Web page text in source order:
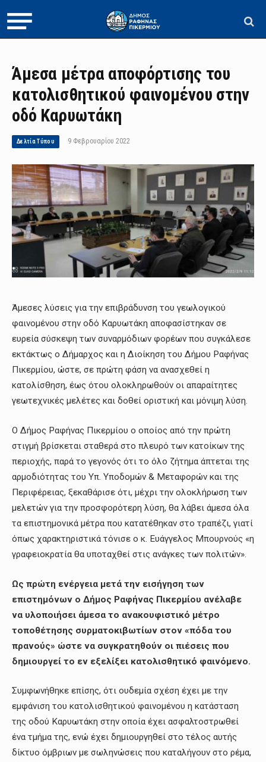
Άμεσα μέτρα αποφόρτισης του
κατολισθητικού φαινομένου στην
οδό Καρυωτάκη
Δελτία Τύπου 9 Φεβρουαρίου 2022
Άμεσες λύσεις για την επιβράδυνση του γεωλογικού
φαινομένου στην οδό Καρυωτάκη αποφασίστηκαν σε
ευρεία σύσκεψη των συναρμόδιων φορέων που συγκάλεσε
εκτάκτως ο Δήμαρχος και η Διοίκηση του Δήμου Ραφήνας
Πικερμίου, ώστε, σε πρώτη φάση να ανασχεθεί η
κατολίσθηση, έως ότου ολοκληρωθούν οι απαραίτητες
γεωτεχνικές μελέτες και δοθεί οριστική και μόνιμη λύση.
Ο Δήμος Ραφήνας Πικερμίου ο οποίος από την πρώτη
στιγμή βρίσκεται σταθερά στο πλευρό των κατοίκων της
περιοχής, παρά το γεγονός ότι το όλο ζήτημα άπτεται της
αρμοδιότητας του Υπ. Υποδομών & Μεταφορών και της
Περιφέρειας, ξεκαθάρισε ότι, μέχρι την ολοκλήρωση των
μελετών για την προσφορότερη λύση, θα λάβει άμεσα όλα
τα επιστημονικά μέτρα που κατατέθηκαν στο τραπέζι, γιατί
όπως χαρακτηριστικά τόνισε ο κ. Ευάγγελος Μπουρνούς «η
γραφειοκρατία θα υποταχθεί στις ανάγκες των πολιτών».
Ως πρώτη ενέργεια μετά την εισήγηση των
επιστημόνων ο Δήμος Ραφήνας Πικερμίου ανέλαβε
να υλοποιήσει άμεσα το ανακουφιστικό μέτρο
τοποθέτησης συρματοκιβωτίων στον «πόδα του
πρανούς» ώστε να συγκρατηθούν οι πιέσεις που
δημιουργεί το εν εξελίξει κατολισθητικό φαινόμενο.
Συμφωνήθηκε επίσης, ότι ουδεμία σχέση έχει με την
εμφάνιση του κατολισθητικού φαινομένου η κατάσταση
της οδού Καρυωτάκη στην οποία έχει ασφαλτοστρωθεί
ένα τμήμα της, ενώ έχει δημιουργηθεί στο τέλος αυτής
δίκτυο όμβριων με σωληνώσεις που καταλήγουν στο ρέμα,